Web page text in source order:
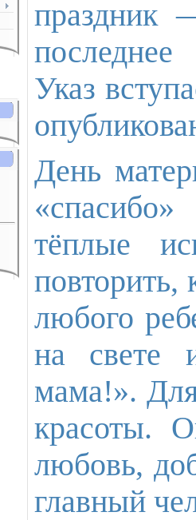
праздник
Указ
День
тёплые
любого
на свете
мама!».
красоты.
любовь,
главный